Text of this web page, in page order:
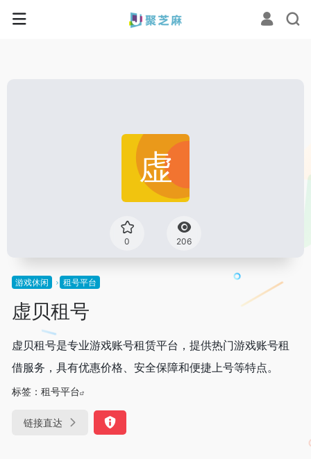
0 206
游戏休闲 租号平台
虚贝租号
虚贝租号是专业游戏账号租赁平台，提供热门游戏账号租
借服务，具有优惠价格、安全保障和便捷上号等特点。
标签： 租号平台
链接直达